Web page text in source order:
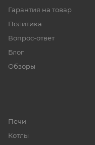
Гарантия на товар
Политика
Вопрос-ответ
Блог
Обзоры
Печи
Котлы